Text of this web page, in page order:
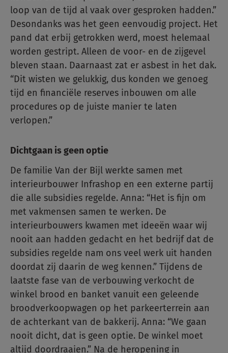
loop van de tijd al vaak over gesproken hadden.”
Desondanks was het geen eenvoudig project. Het
pand dat erbij getrokken werd, moest helemaal
worden gestript. Alleen de voor- en de zijgevel
bleven staan. Daarnaast zat er asbest in het dak.
“Dit wisten we gelukkig, dus konden we genoeg
tijd en financiële reserves inbouwen om alle
procedures op de juiste manier te laten
verlopen.”
Dichtgaan is geen optie
De familie Van der Bijl werkte samen met
interieurbouwer Infrashop en een externe partij
die alle subsidies regelde. Anna: “Het is fijn om
met vakmensen samen te werken. De
interieurbouwers kwamen met ideeën waar wij
nooit aan hadden gedacht en het bedrijf dat de
subsidies regelde nam ons veel werk uit handen
doordat zij daarin de weg kennen.” Tijdens de
laatste fase van de verbouwing verkocht de
winkel brood en banket vanuit een geleende
broodverkoopwagen op het parkeerterrein aan
de achterkant van de bakkerij. Anna: “We gaan
nooit dicht, dat is geen optie. De winkel moet
altijd doordraaien.” Na de heropening in